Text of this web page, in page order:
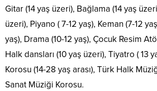
Gitar (14 yaş üzeri), Bağlama (14 yaş
üzeri), Piyano ( 7-12 yaş), Keman (7-12
yaş), Drama (10-12 yaş), Çocuk Resim
Halk dansları (10 yaş üzeri), Tiyatro ( 13
Korosu (14-28 yaş arası), Türk Halk
Sanat Müziği Korosu.